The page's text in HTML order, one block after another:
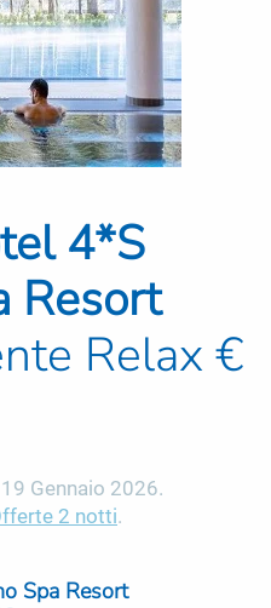
4*S
Resort
Relax €
19 Gennaio 2026.
2 notti.
Spa Resort